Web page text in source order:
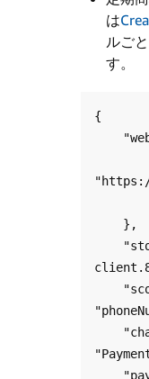
は
ルご
す。
{